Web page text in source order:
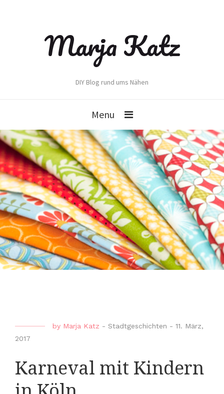
Marja Katz
DIY Blog rund ums Nähen
Menu
by Marja Katz - Stadtgeschichten - 11. März,
2017
Karneval mit Kindern